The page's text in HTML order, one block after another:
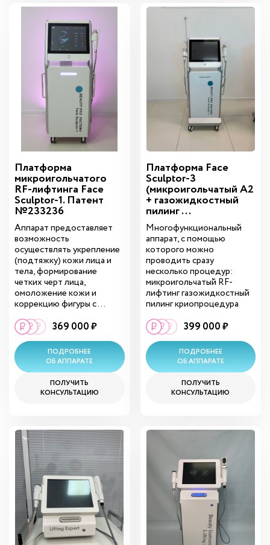
Платформа
микроигольчатого
RF-лифтинга Face
Sculptor-1. Патент
№233236
Аппарат предоставляет
возможность
осуществлять укрепление
(подтяжку) кожи лица и
тела, формирование
четких черт лица,
омоложение кожи и
коррекцию фигуры с ...
369 000 ₽
ПОДРОБНЕЕ
ОБ АППАРАТЕ
ПОЛУЧИТЬ
КОНСУЛЬТАЦИЮ
Платформа Face
Sculptor-3
(микроигольчатый А2
+ газожидкостный
пилинг ...
Многофункциональный
аппарат, с помощью
которого можно
проводить сразу
несколько процедур:
микроигольчатый RF-
лифтинг газожидкостный
пилинг криопроцедура
399 000 ₽
ПОДРОБНЕЕ
ОБ АППАРАТЕ
ПОЛУЧИТЬ
КОНСУЛЬТАЦИЮ